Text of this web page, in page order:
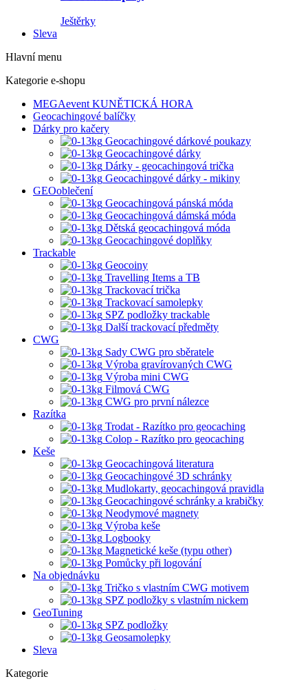
Ještěrky
Sleva
Hlavní menu
Kategorie e-shopu
MEGAevent KUNĚTICKÁ HORA
Geocachingové balíčky
Dárky pro kačery
Geocachingové dárkové poukazy
Geocachingové dárky
Dárky - geocachingová trička
Geocachingové dárky - mikiny
GEOoblečení
Geocachingová pánská móda
Geocachingová dámská móda
Dětská geocachingová móda
Geocachingové doplňky
Trackable
Geocoiny
Travelling Items a TB
Trackovací trička
Trackovací samolepky
SPZ podložky trackable
Další trackovací předměty
CWG
Sady CWG pro sběratele
Výroba gravírovaných CWG
Výroba mini CWG
Filmová CWG
CWG pro první nálezce
Razítka
Trodat - Razítko pro geocaching
Colop - Razítko pro geocaching
Keše
Geocachingová literatura
Geocachingové 3D schránky
Mudlokarty, geocachingová pravidla
Geocachingové schránky a krabičky
Neodymové magnety
Výroba keše
Logbooky
Magnetické keše (typu other)
Pomůcky při logování
Na objednávku
Tričko s vlastním CWG motivem
SPZ podložky s vlastním nickem
GeoTuning
SPZ podložky
Geosamolepky
Sleva
Kategorie